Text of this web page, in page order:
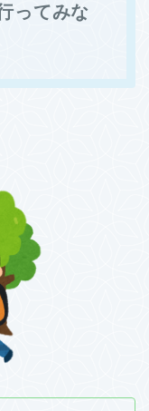
ってみな